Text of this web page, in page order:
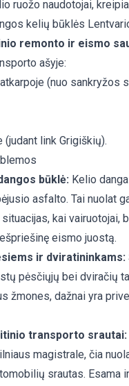
ruožo naudotojai,
kelių būklės
remonto ir eismo
ašyje:
(nuo sankryžos
(judant link Grigiškių).
būklė: Kelio
asfalto. Tai nuolat
kai vairuotojai,
eismo juostą.
ir dviratininkams:
pėsčiųjų bei dviračių
žmones, dažnai yra
transporto srautai:
magistrale, čia
srautas. Esama